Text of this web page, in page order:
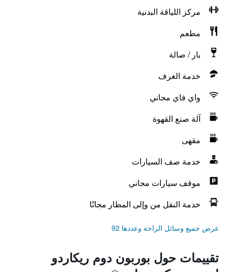
مركز اللياقة البدنية
مطعم
بار / صالة
خدمة الغرف
واي فاي مجاني
آلة صنع القهوة
مقهى
خدمة صف السيارات
موقف سيارات مجاني
خدمة النقل من وإلى المطار مجانًا
عرض جميع وسائل الراحة وعددها 92
تقييمات حول بوربون دوم ريكاردو